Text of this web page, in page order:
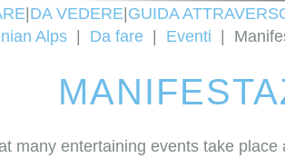
DA VEDERE GUIDA
Alps Da fare Eventi
many entertaining events take